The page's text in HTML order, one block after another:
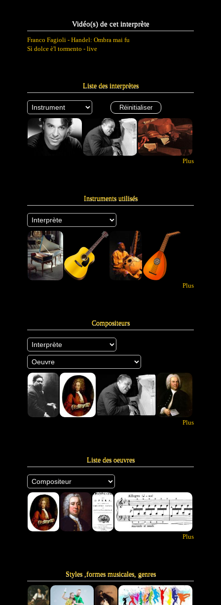
Vidéo(s) de cet interprète
Franco Fagioli - Handel: Ombra mai fu
Sì dolce è'l tormento - live
Liste des interprètes
Plus
Instruments utilisés
Plus
Compositeurs
Plus
Liste des oeuvres
Plus
Styles ,formes musicales, genres